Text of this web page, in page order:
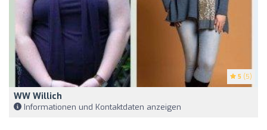
5 (5)
WW Willich
Informationen und Kontaktdaten anzeigen